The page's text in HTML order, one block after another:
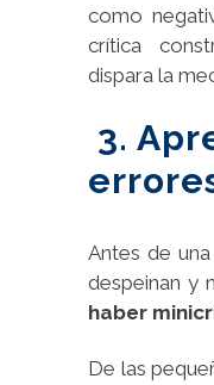
como
crítica
dispara la
3.
Antes de
despeinan y
haber
De las